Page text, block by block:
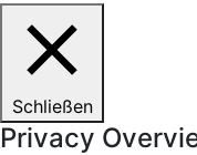
Schließen
Privacy